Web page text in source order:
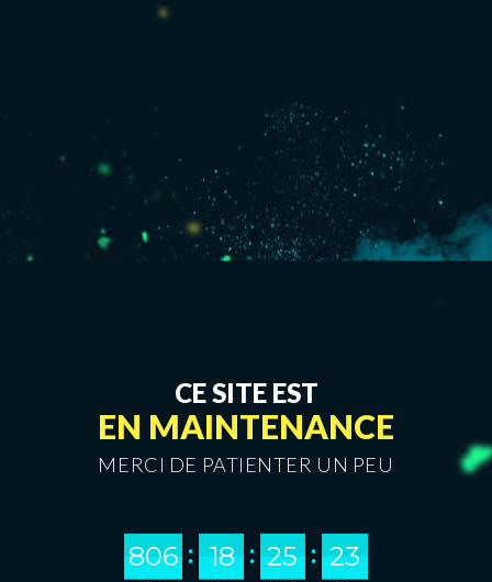
CE SITE EST
EN MAINTENANCE
MERCI DE PATIENTER UN PEU
806 : 18 : 25 : 23